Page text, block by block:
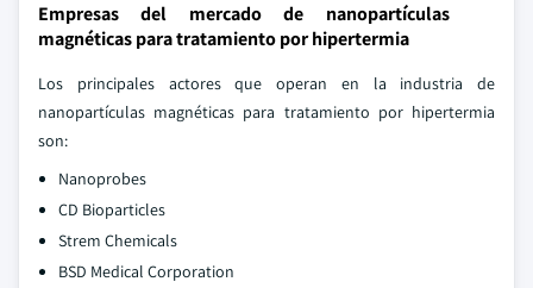
Empresas del mercado de nanopartículas
magnéticas para tratamiento por hipertermia
Los principales actores que operan en la industria de
nanopartículas magnéticas para tratamiento por hipertermia
son:
Nanoprobes
CD Bioparticles
Strem Chemicals
BSD Medical Corporation